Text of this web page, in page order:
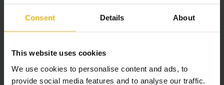
Consent Details About
This website uses cookies
We use cookies to personalise content and ads, to
provide social media features and to analyse our traffic.
strømforsyning til vedvarende energi. Jungheinrich
virksomheden iværksat yderligere foranstaltninger som
f.eks. den gradvise udfasning af fossile brændstoffer og
den fuldstændige elektrificering af sin køretøjsflåde.